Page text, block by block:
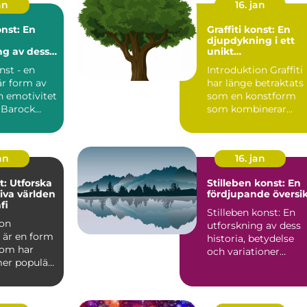
...
En
av dess
- en
form av
emotivitet
16. jan
Graffiti konst: En
djupdykning i ett
unikt
Introduktion Graffiti
har länge betraktats
som en konstform
som kombinerar
rebelli...
Utforska
världen
en form
har
populär
16. jan
Stilleben konst: En
fördjupande
Stilleben konst: En
utforskning av dess
historia, betydelse
och variationer